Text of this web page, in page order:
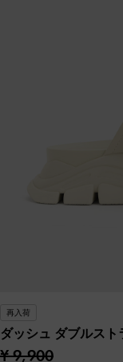
再入荷
ダッシュ ダブルス
¥ 9,900